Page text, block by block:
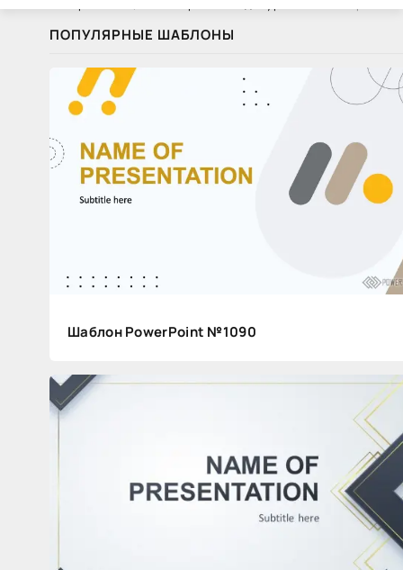
Как
сохранить
презентацию
PowerPoint
для
Видеоуроки
ПОПУЛЯРНЫЕ ШАБЛОНЫ
Шаблон PowerPoint №1090